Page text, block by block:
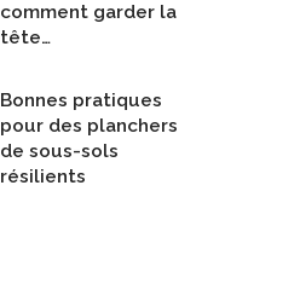
comment garder la
tête…
Bonnes pratiques
pour des planchers
de sous-sols
résilients